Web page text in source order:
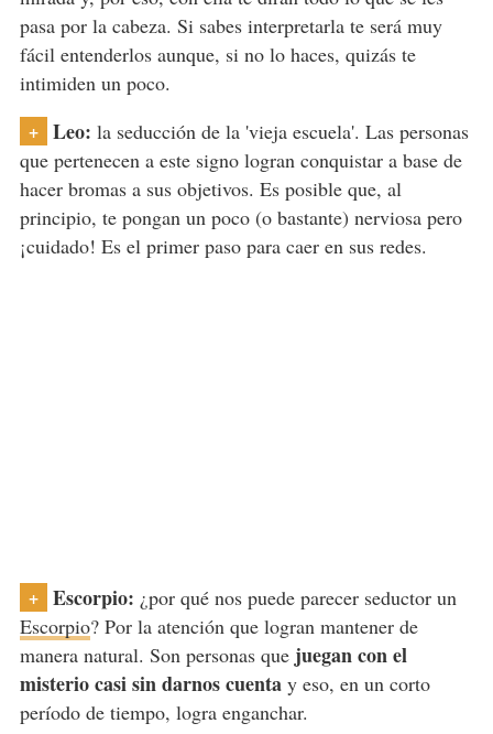
pasa por la cabeza. Si sabes interpretarla te será muy
fácil entenderlos aunque, si no lo haces, quizás te
intimiden un poco.
+ Leo: la seducción de la 'vieja escuela'. Las personas
que pertenecen a este signo logran conquistar a base de
hacer bromas a sus objetivos. Es posible que, al
principio, te pongan un poco (o bastante) nerviosa pero
¡cuidado! Es el primer paso para caer en sus redes.
+ Escorpio: ¿por qué nos puede parecer seductor un
Escorpio? Por la atención que logran mantener de
manera natural. Son personas quejuegan con el
misterio casi sin darnos cuentay eso, en un corto
período de tiempo, logra enganchar.